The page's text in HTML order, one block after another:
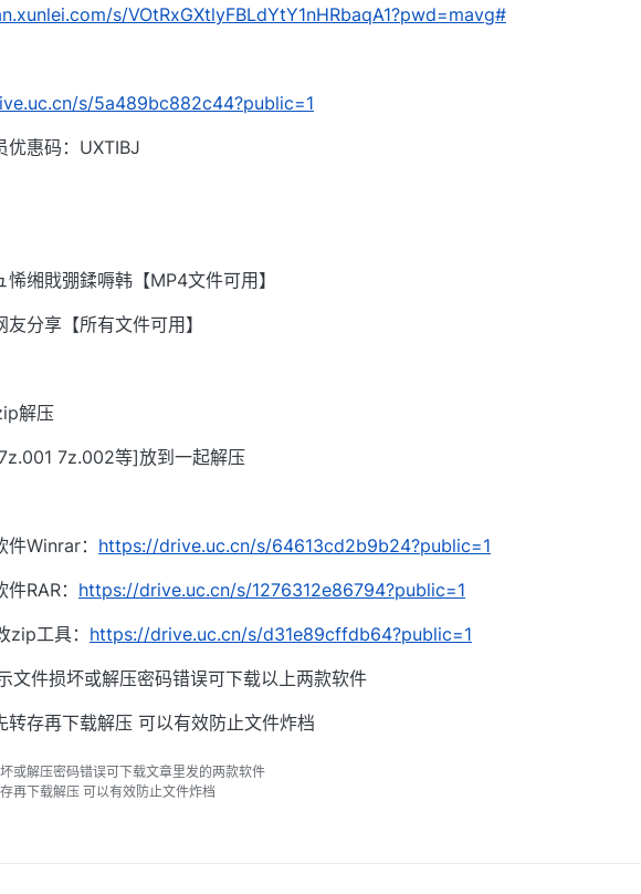
s/VOtRxGXtlyFBLdYtY1nHRbaqA1?pwd=mavg#
s/5a489bc882c44?public=1
优惠码：UXTIBJ
悕缃戝弸鍒嗕韩【MP4文件可用】
友分享【所有文件可用】
解压
7z.002等]放到一起解压
件Winrar： https://drive.uc.cn/s/64613cd2b9b24?public=1
RAR： https://drive.uc.cn/s/1276312e86794?public=1
zip工具： https://drive.uc.cn/s/d31e89cffdb64?public=1
文件损坏或解压密码错误可下载以上两款软件
转存再下载解压 可以有效防止文件炸档
或解压密码错误可下载文章里发的两款软件
再下载解压 可以有效防止文件炸档